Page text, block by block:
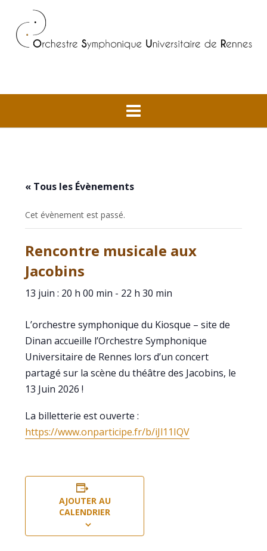
content
« Tous les Évènements
Cet évènement est passé.
Rencontre musicale aux
Jacobins
13 juin : 20 h 00 min - 22 h 30 min
L’orchestre symphonique du Kiosque – site de
Dinan accueille l’Orchestre Symphonique
Universitaire de Rennes lors d’un concert
partagé sur la scène du théâtre des Jacobins, le
13 Juin 2026 !
La billetterie est ouverte :
https://www.onparticipe.fr/b/iJl11IQV
AJOUTER AU
CALENDRIER